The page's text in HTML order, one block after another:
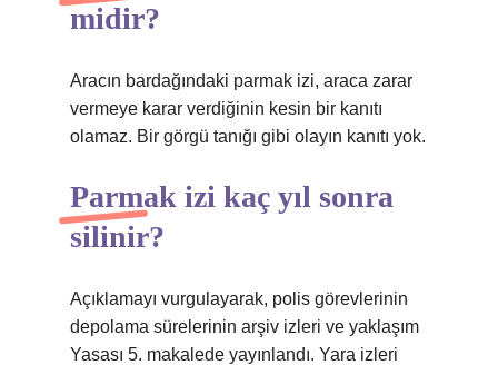
midir?
Aracın bardağındaki parmak izi, araca zarar
vermeye karar verdiğinin kesin bir kanıtı
olamaz. Bir görgü tanığı gibi olayın kanıtı yok.
Parmak izi kaç yıl sonra
silinir?
Açıklamayı vurgulayarak, polis görevlerinin
depolama sürelerinin arşiv izleri ve yaklaşım
Yasası 5. makalede yayınlandı. Yara izleri